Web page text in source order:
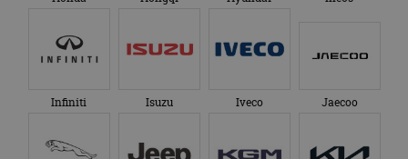
Infiniti Isuzu Iveco Jaecoo